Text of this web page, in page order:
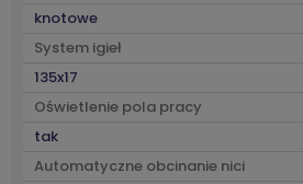
knotowe
System igieł
135x17
Oświetlenie pola pracy
tak
Automatyczne obcinanie nici